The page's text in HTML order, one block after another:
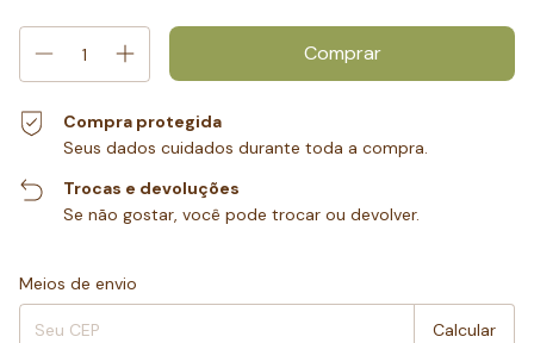
Compra protegida
Seus dados cuidados durante toda a compra.
Trocas e devoluções
Se não gostar, você pode trocar ou devolver.
Entregas para o CEP:
Meios de envio
Calcular